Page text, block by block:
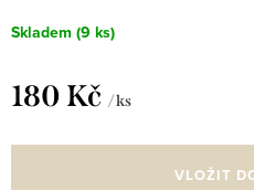
Skladem (9 ks)
180 Kč / ks
cena:
VLOŽIT